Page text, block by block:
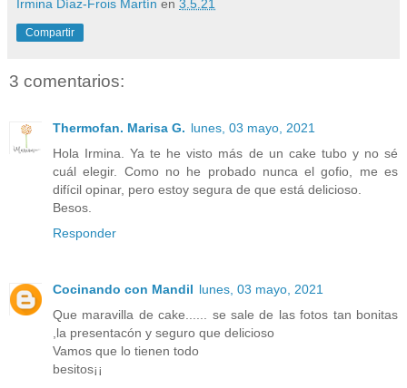
Irmina Díaz-Frois Martín en 3.5.21
Compartir
3 comentarios:
Thermofan. Marisa G. lunes, 03 mayo, 2021
Hola Irmina. Ya te he visto más de un cake tubo y no sé
cuál elegir. Como no he probado nunca el gofio, me es
difícil opinar, pero estoy segura de que está delicioso.
Besos.
Responder
Cocinando con Mandil lunes, 03 mayo, 2021
Que maravilla de cake...... se sale de las fotos tan bonitas
,la presentacón y seguro que delicioso
Vamos que lo tienen todo
besitos¡¡